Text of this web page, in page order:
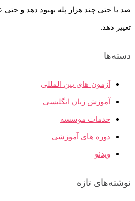
صد یا حتی چند هزار پله بهبود دهد و حتی
تغییر دهد.
دسته‌ها
آزمون های بین المللی
آموزش زبان انگلیسی
خدمات موسسه
دوره های آموزشی
ویدئو
نوشته‌های تازه